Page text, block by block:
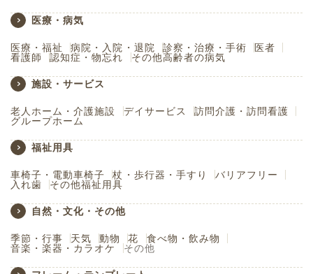
医療・病気
医療・福祉 病院・入院・退院 診察・治療・手術
医者
看護師
認知症・物忘れ その他高齢者の病気
施設・サービス
老人ホーム・介護施設 デイサービス
訪問介護・訪問看護
グループホーム
福祉用具
車椅子・電動車椅子 杖・歩行器・手すり
バリアフリー
入れ歯
その他福祉用具
自然・文化・その他
季節・行事 天気 動物 花
食べ物・飲み物
音楽・楽器・カラオケ
その他